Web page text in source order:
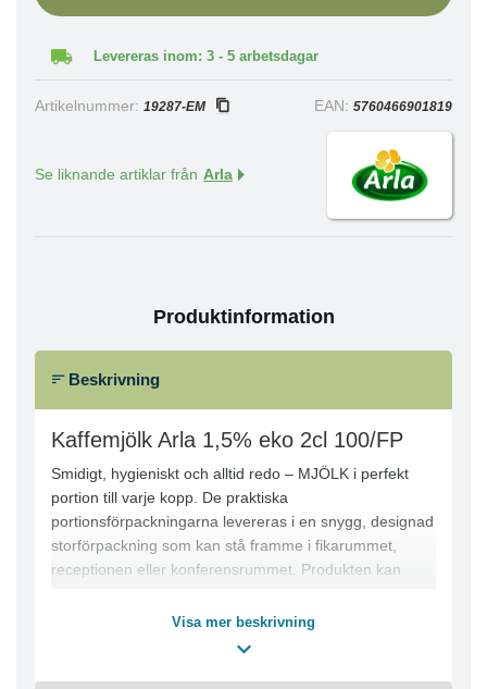
Levereras inom: 3 - 5 arbetsdagar
Artikelnummer: 19287-EM EAN: 5760466901819
Se liknande artiklar från Arla
Produktinformation
Beskrivning
Kaffemjölk Arla 1,5% eko 2cl 100/FP
Smidigt, hygieniskt och alltid redo – MJÖLK i perfekt
portion till varje kopp. De praktiska
portionsförpackningarna levereras i en snygg, designad
storförpackning som kan stå framme i fikarummet,
receptionen eller konferensrummet. Produkten kan
Ett enkelt, snyggt och hållbart sätt att erbjuda dina
gäster ekologisk MJÖLK till kaffe eller te. Varje kartong
Visa mer beskrivning